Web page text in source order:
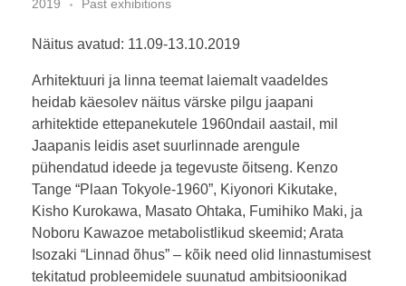
2019 Past exhibitions
Näitus avatud: 11.09-13.10.2019
Arhitektuuri ja linna teemat laiemalt vaadeldes
heidab käesolev näitus värske pilgu jaapani
arhitektide ettepanekutele 1960ndail aastail, mil
Jaapanis leidis aset suurlinnade arengule
pühendatud ideede ja tegevuste õitseng. Kenzo
Tange “Plaan Tokyole-1960”, Kiyonori Kikutake,
Kisho Kurokawa, Masato Ohtaka, Fumihiko Maki, ja
Noboru Kawazoe metabolistlikud skeemid; Arata
Isozaki “Linnad õhus” – kõik need olid linnastumisest
tekitatud probleemidele suunatud ambitsioonikad